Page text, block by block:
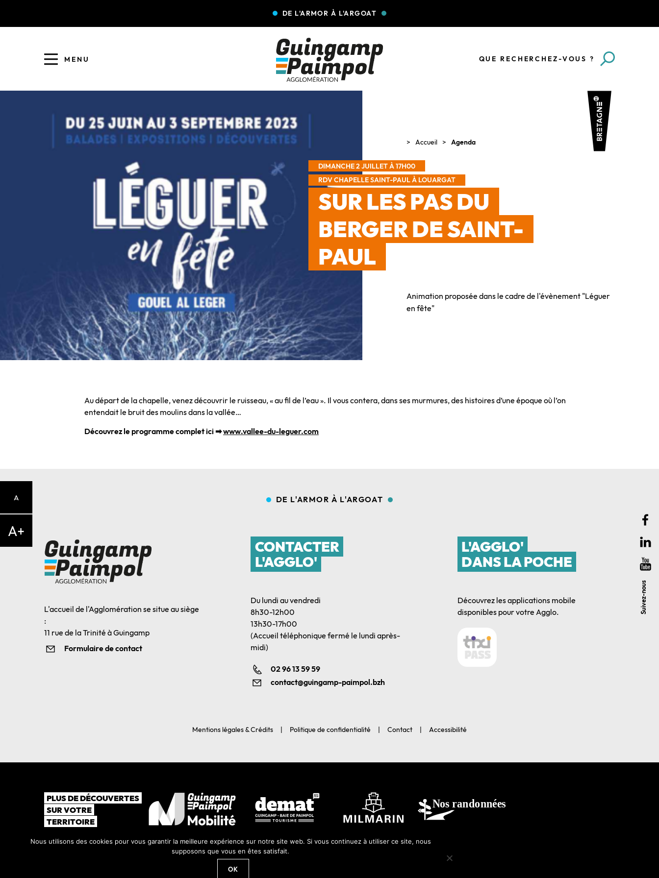
DE L'ARMOR À L'ARGOAT
MENU QUE RECHERCHEZ-VOUS ?
ENFANCE JEUNESSE L'AGGLO' RECRUTE
PISCINES
Suivez-nous
Accueil Agenda
DIMANCHE 2 JUILLET À 17H00
RDV CHAPELLE SAINT-PAUL À LOUARGAT
SUR LES PAS DU
BERGER DE SAINT-
PAUL
Animation proposée dans le cadre de l'évènement "Léguer
en fête"
A
A+
Au départ de la chapelle, venez découvrir le ruisseau, « au fil de l’eau ». Il vous contera, dans ses murmures, des histoires d’une époque où l’on
entendait le bruit des moulins dans la vallée…
Découvrez le programme complet ici ➡www.vallee-du-leguer.com
DE L'ARMOR À L'ARGOAT
L'accueil de l'Agglomération se situe au siège
:
11 rue de la Trinité à Guingamp
Formulaire de contact
CONTACTER
L'AGGLO'
Du lundi au vendredi
8h30-12h00
13h30-17h00
(Accueil téléphonique fermé le lundi après-
midi)
02 96 13 59 59
contact@guingamp-paimpol.bzh
L'AGGLO'
DANS LA POCHE
Découvrez les applications mobile
disponibles pour votre Agglo.
Mentions légales & Crédits Politique de confidentialité Contact Accessibilité
PLUS DE DÉCOUVERTES
SUR VOTRE
TERRITOIRE
© 2026-Guingamp-Paimpol Agglomération |
Nous utilisons des cookies pour vous garantir la meilleure expérience sur notre site web. Si vous continuez à utiliser ce site, nous
supposons que vous en êtes satisfait.
OK